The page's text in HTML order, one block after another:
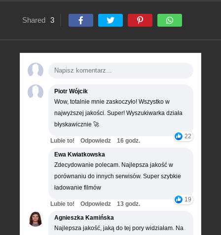
Shared 3
Piotr Wójcik
Wow, totalnie mnie zaskoczyło! Wszystko w
najwyższej jakości. Super! Wyszukiwarka działa
błyskawicznie 🚀
22
Lubie to! Odpowiedz
16 godz.
Ewa Kwiatkowska
Zdecydowanie polecam. Najlepsza jakość w
porównaniu do innych serwisów. Super szybkie
ładowanie filmów
19
Lubie to! Odpowiedz
13 godz.
Agnieszka Kamińska
Najlepsza jakość, jaką do tej pory widziałam. Na